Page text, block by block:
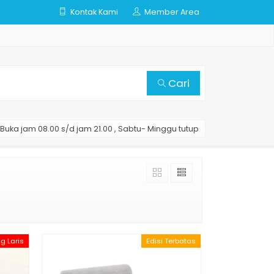
Kontak Kami Member Area
Cari
Buka jam 08.00 s/d jam 21.00 , Sabtu- Minggu tutup
Laris Edisi Terbatas